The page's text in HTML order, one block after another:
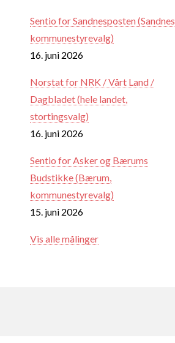
Sentio for Sandnesposten (Sandnes,
kommunestyrevalg)
16. juni 2026
Norstat for NRK / Vårt Land /
Dagbladet (hele landet,
stortingsvalg)
16. juni 2026
Sentio for Asker og Bærums
Budstikke (Bærum,
kommunestyrevalg)
15. juni 2026
Vis alle målinger